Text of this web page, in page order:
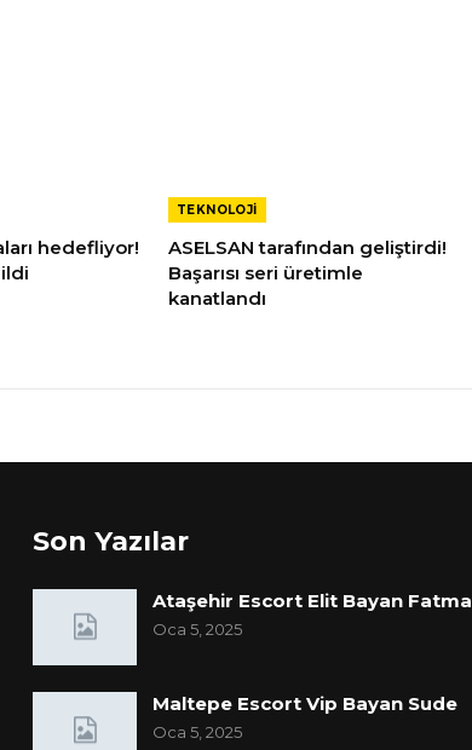
hedefliyor!
TEKNOLOJI
ASELSAN tarafından geliştirdi!
Başarısı seri üretimle
kanatlandı
Son Yazılar
Ataşehir Escort Elit Bayan Fatma
Oca 5, 2025
Maltepe Escort Vip Bayan Sude
Oca 5, 2025